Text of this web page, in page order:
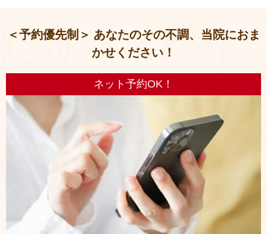
＜予約優先制＞ あなたのその不調、当院におま
かせください！
ネット予約OK！